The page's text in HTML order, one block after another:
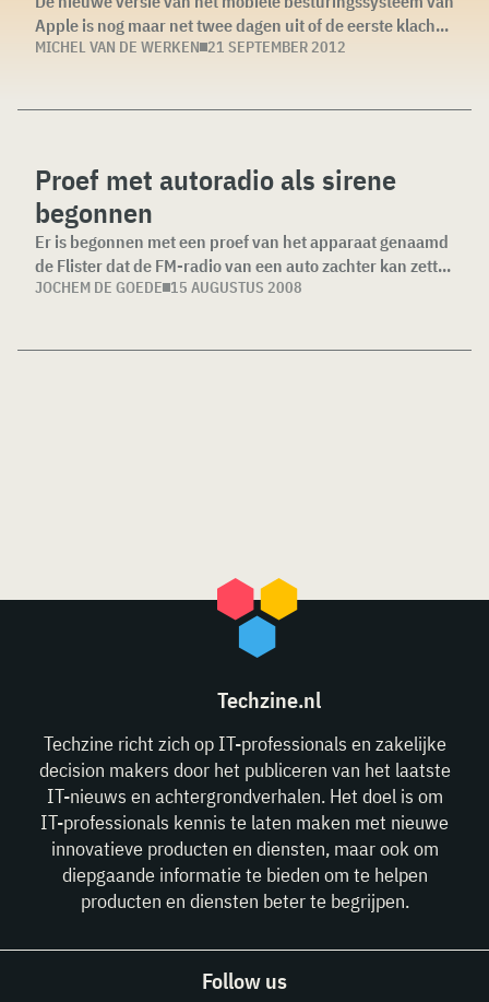
Apple is nog maar net twee dagen uit of de eerste klach...
MICHEL VAN DE WERKEN 21 SEPTEMBER 2012
Proef met autoradio als sirene
begonnen
Er is begonnen met een proef van het apparaat genaamd
de Flister dat de FM-radio van een auto zachter kan zett...
JOCHEM DE GOEDE 15 AUGUSTUS 2008
Techzine.nl
Techzine richt zich op IT-professionals en zakelijke
decision makers door het publiceren van het laatste
IT-nieuws en achtergrondverhalen. Het doel is om
IT-professionals kennis te laten maken met nieuwe
innovatieve producten en diensten, maar ook om
diepgaande informatie te bieden om te helpen
producten en diensten beter te begrijpen.
Follow us